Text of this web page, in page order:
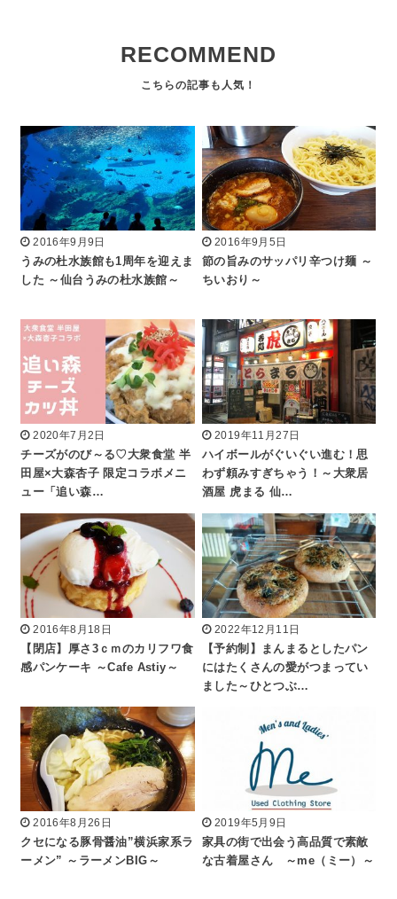
RECOMMEND
2016年9月9日
うみの杜水族館も1周年を迎えま
した ～仙台うみの杜水族館～
2016年9月5日
節の旨みのサッパリ辛つけ麺 ～
ちいおり～
2020年7月2日
チーズがのび～る♡大衆食堂 半
田屋×大森杏子 限定コラボメニ
ュー「追い森…
2019年11月27日
ハイボールがぐいぐい進む！思
わず頼みすぎちゃう！～大衆居
酒屋 虎まる 仙…
2016年8月18日
【閉店】厚さ3ｃｍのカリフワ食
感パンケーキ ～Cafe Astiy～
2022年12月11日
【予約制】まんまるとしたパン
にはたくさんの愛がつまってい
ました～ひとつぶ…
2016年8月26日
クセになる豚骨醤油”横浜家系ラ
ーメン” ～ラーメンBIG～
2019年5月9日
家具の街で出会う高品質で素敵
な古着屋さん ～me（ミー）～